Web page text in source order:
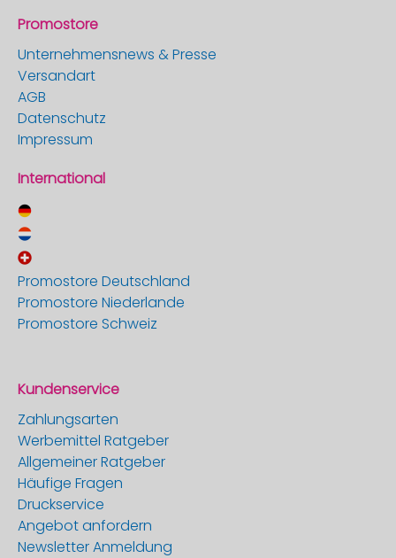
Promostore
Unternehmensnews & Presse
Versandart
AGB
Datenschutz
Impressum
International
Promostore Deutschland
Promostore Niederlande
Promostore Schweiz
Kundenservice
Zahlungsarten
Werbemittel Ratgeber
Allgemeiner Ratgeber
Häufige Fragen
Druckservice
Angebot anfordern
Newsletter Anmeldung